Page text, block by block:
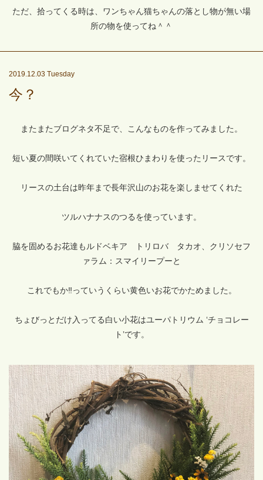
ただ、拾ってくる時は、ワンちゃん猫ちゃんの落とし物が無い場
所の物を使ってね＾＾
2019.12.03 Tuesday
今？
またまたブログネタ不足で、こんなものを作ってみました。
短い夏の間咲いてくれていた宿根ひまわりを使ったリースです。
リースの土台は昨年まで長年沢山のお花を楽しませてくれた
ツルハナナスのつるを使っています。
脇を固めるお花達もルドベキア トリロバ タカオ、クリソセフ
ァラム：スマイリープーと
これでもか‼っていうくらい黄色いお花でかためました。
ちょびっとだけ入ってる白い小花はユーパトリウム ‘チョコレー
ト’です。